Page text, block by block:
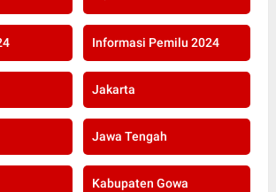
Informasi Pemilu 2024
Jakarta
Jawa Tengah
Kabupaten Gowa